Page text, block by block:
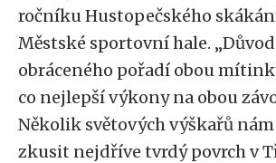
ročníku Hustopečského
Městské sportovní hale.
obráceného pořadí obou
co nejlepší výkony na obou
Několik světových výškařů
zkusit nejdříve tvrdý povrch v